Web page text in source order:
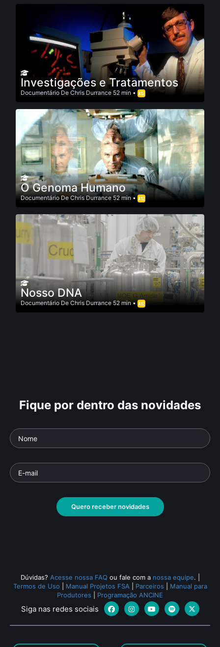
Investigações e Tratamentos
Documentário De Chris Durrance 52 min •
O Genoma Humano
Documentário DeChris Durrance52 min •
Nosso DNA
Documentário DeChris Durrance 52 min •
Fique por dentro das novidades
Quero receber novidades
Dúvidas? Acesse nossa FAQ ou fale com a nossa equipe.
Termos de Uso
Manual Projetos FSA Parceiros
Manual para
Produtores
Programação ANCINE
Siga nas redes sociais